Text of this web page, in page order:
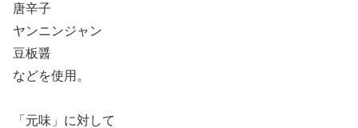
唐辛子
ヤンニンジャン
豆板醤
などを使用。
「元味」に対して